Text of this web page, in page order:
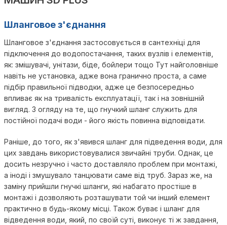
Шланговое з'єднання
Шланговое з'єднання застосовується в сантехніці для
підключення до водопостачання, таких вузлів і елементів,
як: змішувачі, унітази, біде, бойлери тощо Тут найголовніше
навіть не установка, адже вона гранично проста, а саме
підбір правильної підводки, адже це безпосередньо
впливає як на тривалість експлуатації, так і на зовнішній
вигляд. З огляду на те, що гнучкий шланг служить для
постійної подачі води - його якість повинна відповідати.
Раніше, до того, як з'явився шланг для підведення води, для
цих завдань використовувалися звичайні труби. Однак, це
досить незручно і часто доставляло проблем при монтажі,
а іноді і змушувало танцювати саме від труб. Зараз же, на
заміну прийшли гнучкі шланги, які набагато простіше в
монтажі і дозволяють розташувати той чи інший елемент
практично в будь-якому місці. Також буває і шланг для
відведення води, який, по своїй суті, виконує ті ж завдання,